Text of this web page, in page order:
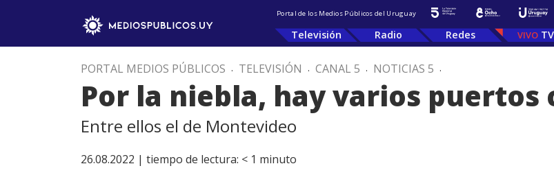
Portal de los Medios Públicos del Uruguay
Televisión Radio Redes TV
PORTAL MEDIOS PÚBLICOS . TELEVISIÓN . CANAL 5 . NOTICIAS 5 .
Por la niebla, hay varios puertos
Entre ellos el de Montevideo
26.08.2022 | tiempo de lectura: < 1 minuto